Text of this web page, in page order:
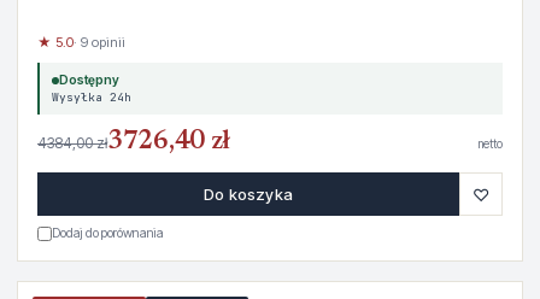
★ 5.0· 9 opinii
Dostępny
Wysyłka 24h
4384,00 zł3726,40 zł netto
Do koszyka ♡
Dodaj do porównania